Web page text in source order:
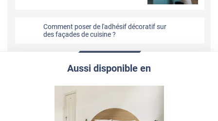
Comment poser de l'adhésif décoratif sur
des façades de cuisine ?
Aussi disponible en